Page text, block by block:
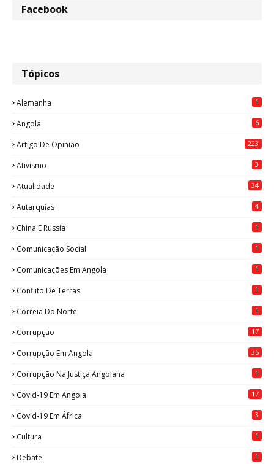
Facebook
Tópicos
Alemanha 1
Angola 6
Artigo De Opinião 223
Ativismo 3
Atualidade 34
Autarquias 4
China E Rússia 1
Comunicação Social 1
Comunicações Em Angola 1
Conflito De Terras 1
Correia Do Norte 1
Corrupção 17
Corrupção Em Angola 35
Corrupção Na Justiça Angolana 1
Covid-19 Em Angola 17
Covid-19 Em África 3
Cultura 1
Debate 1